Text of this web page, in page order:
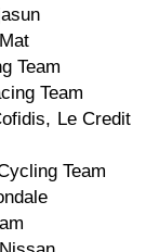
Team
Team
Le Credit
Team